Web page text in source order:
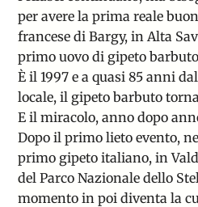
per avere la prima reale
francese di Bargy, in Alta
primo uovo di gipeto
È il 1997 e a quasi 85 anni
locale, il gipeto barbuto
E il miracolo, anno dopo
Dopo il primo lieto evento,
primo gipeto italiano, in
delParco Nazionale dello
momento in poi diventa la